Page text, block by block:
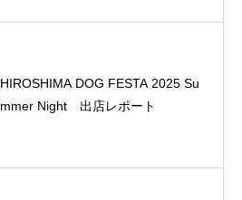
HIROSHIMA DOG FESTA 2025 Su
mmer Night 出店レポート